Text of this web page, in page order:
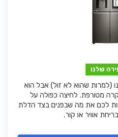
שלנו
(למרות שהוא לא זול) אבל הוא
מטורפת. לחיצה כפולה על
לכם את מה שבפנים בצד הדלת
אוויר או קור.